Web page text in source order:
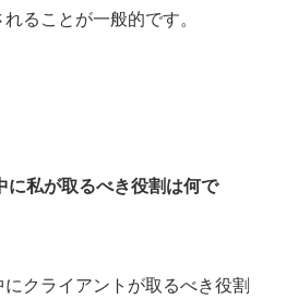
ることが一般的です。
に私が取るべき役割は何で
クライアントが取るべき役割